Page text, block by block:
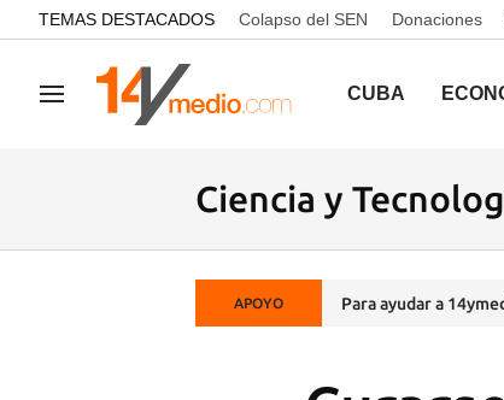
common.go-to-content
TEMAS DESTACADOS Colapso del SEN Donaciones
Navegación CUBA
Ciencia y
APOYO Para ayudar a